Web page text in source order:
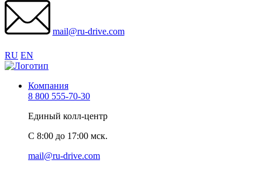
mail@ru-drive.com
RU EN
Компания
8 800 555-70-30
Единый колл-центр
C 8:00 до 17:00 мск.
mail@ru-drive.com